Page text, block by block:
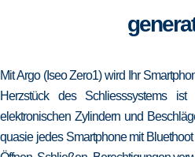
Mit Argo (Iseo Zero1) wird Ihr
Herzstück des Schliesssystems
elektronischen Zylindern und
quasie jedes Smartphone mit